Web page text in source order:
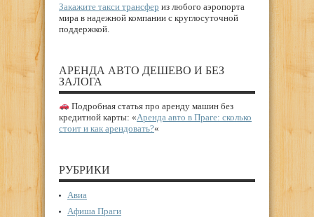
Закажите такси трансфер из любого аэропорта
мира в надежной компании с круглосуточной
поддержкой.
АРЕНДА АВТО ДЕШЕВО И БЕЗ
ЗАЛОГА
Подробная статья про аренду машин без
кредитной карты: «Аренда авто в Праге: сколько
стоит и как арендовать?«
РУБРИКИ
Авиа
Афиша Праги